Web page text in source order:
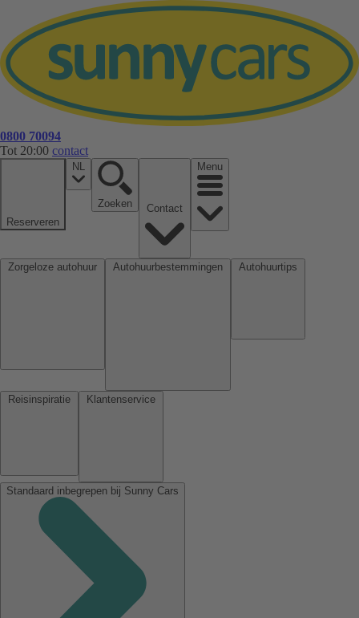
0800 70094
Tot 20:00 contact
Reserveren
NL
Zoeken
Menu
Standaard inbegrepen bij Sunny Cars